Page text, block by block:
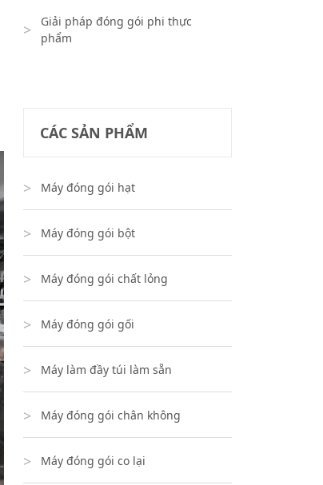
Giải pháp đóng gói phi thực
phẩm
CÁC SẢN PHẨM
Máy đóng gói hạt
Máy đóng gói bột
Máy đóng gói chất lỏng
Máy đóng gói gối
Máy làm đầy túi làm sẵn
Máy đóng gói chân không
Máy đóng gói co lại